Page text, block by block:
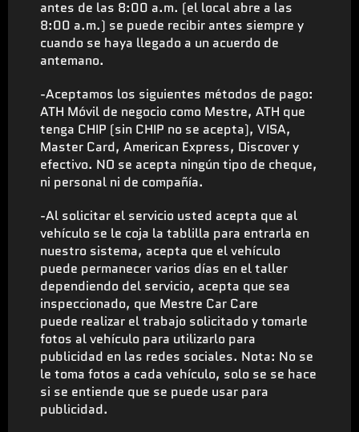
antes de las 8:00 a.m. (el local abre a las
8:00 a.m.) se puede recibir antes siempre y
cuando se haya llegado a un acuerdo de
antemano.
-Aceptamos los siguientes métodos de pago:
ATH Móvil de negocio como Mestre, ATH que
tenga CHIP (sin CHIP no se acepta), VISA,
Master Card, American Express, Discover y
efectivo. NO se acepta ningún tipo de cheque,
ni personal ni de compañía.
-Al solicitar el servicio usted acepta que al
vehículo se le coja la tablilla para entrarla en
nuestro sistema, acepta que el vehículo
puede permanecer varios días en el taller
dependiendo del servicio, acepta que sea
inspeccionado, que Mestre Car Care
puede realizar el trabajo solicitado y tomarle
fotos al vehículo para utilizarlo para
publicidad en las redes sociales. Nota: No se
le toma fotos a cada vehículo, solo se se hace
si se entiende que se puede usar para
publicidad.